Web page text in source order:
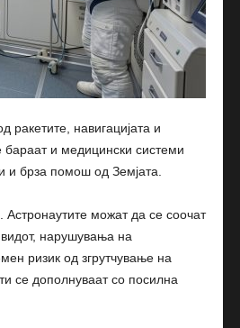
навигацијата и
бараат и медицински системи
и брза помош од Земјата.
Астронаутите можат да се соочат
нарушувања на
ризик од згрутчување на
се дополнуваат со посилна